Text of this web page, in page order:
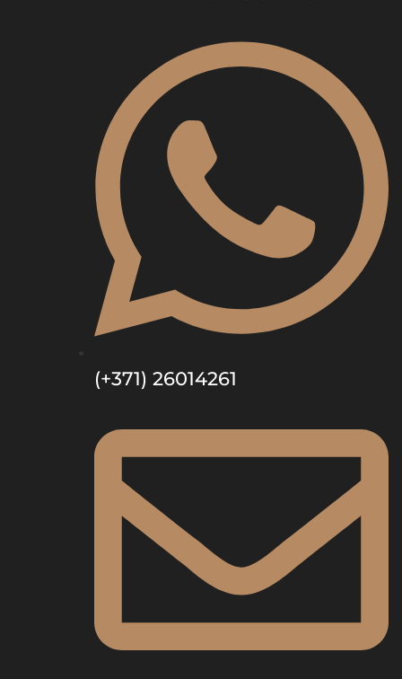
(+371) 26014261